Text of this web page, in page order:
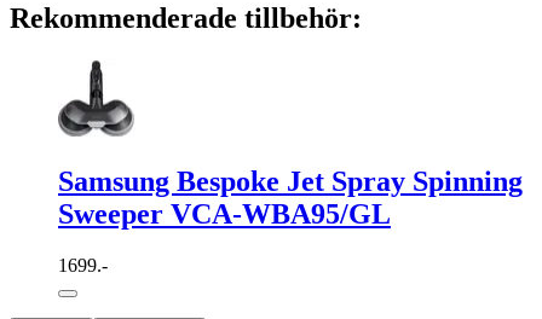
Rekommenderade tillbehör:
Samsung Bespoke Jet Spray Spinning
Sweeper VCA-WBA95/GL
1699.-